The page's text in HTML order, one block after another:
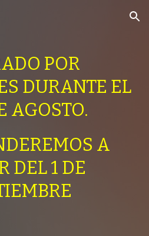
Skip to navigation
POR
DURANTE EL
AGOSTO.
A
DEL 1 DE